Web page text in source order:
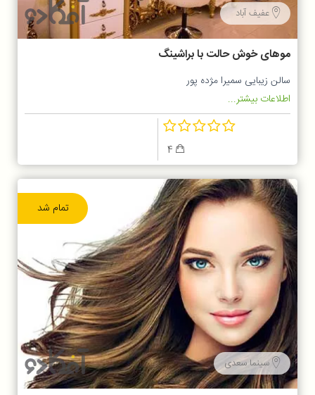
عفیف آباد
موهای خوش حالت با براشینگ
سالن زیبایی سمیرا مژده پور
اطلاعات بیشتر...
تمام شد
سینما سعدی